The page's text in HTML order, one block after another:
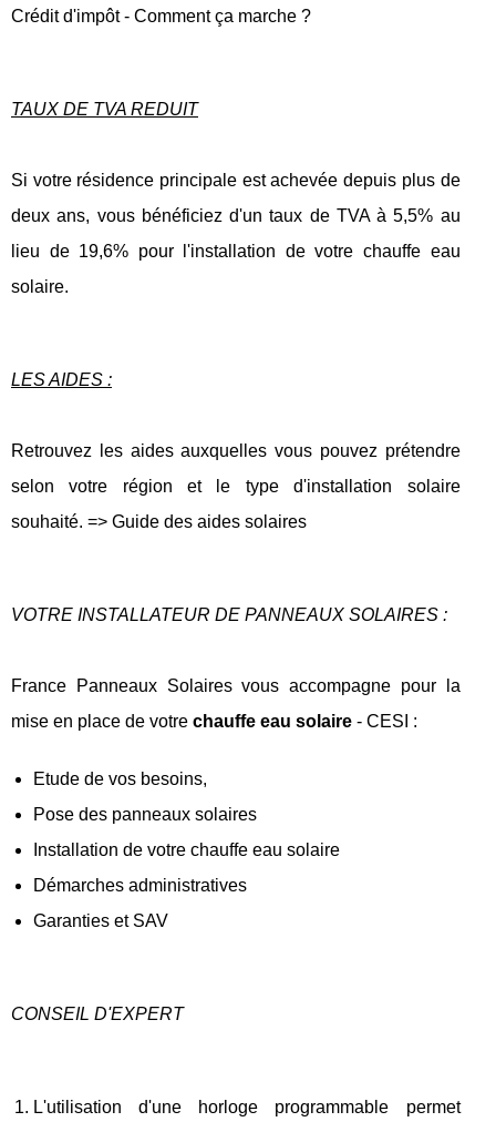
Crédit d'impôt - Comment ça marche ?
TAUX DE TVA REDUIT
Si votre résidence principale est achevée depuis plus de
deux ans, vous bénéficiez d'un taux de TVA à 5,5% au
lieu de 19,6% pour l'installation de votre chauffe eau
solaire.
LES AIDES :
Retrouvez les aides auxquelles vous pouvez prétendre
selon votre région et le type d'installation solaire
souhaité. => Guide des aides solaires
VOTRE INSTALLATEUR DE PANNEAUX SOLAIRES :
France Panneaux Solaires vous accompagne pour la
mise en place de votre chauffe eau solaire - CESI :
Etude de vos besoins,
Pose des panneaux solaires
Installation de votre chauffe eau solaire
Démarches administratives
Garanties et SAV
CONSEIL D'EXPERT
L'utilisation d'une horloge programmable permet